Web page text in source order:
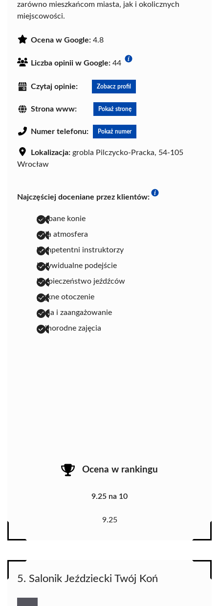
zarówno mieszkańcom miasta, jak i okolicznych
miejscowości.
Ocena w Google: 4.8
Liczba opinii w Google: 44
Czytaj opinie: Zobacz profil
Strona www: Pokaż stronę
Numer telefonu: Pokaż numer
Lokalizacja: grobla Pilczycko-Pracka, 54-105
Wrocław
Najczęściej doceniane przez klientów:
zadbane konie
miła atmosfera
kompetentni instruktorzy
indywidualne podejście
bezpieczeństwo jeźdźców
piękne otoczenie
pasja i zaangażowanie
różnorodne zajęcia
Ocena w rankingu
9.25 na 10
9.25
5. Salonik Jeździecki Twój Koń